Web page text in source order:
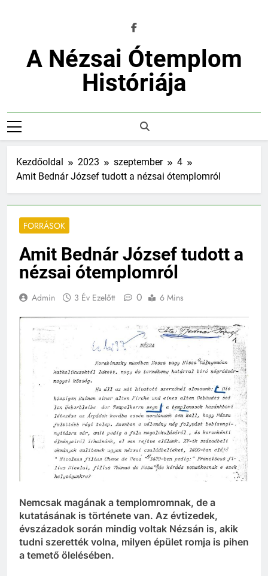
A Nézsai Ótemplom
Históriája
Kezdőoldal 2023 szeptember
4
Amit Bednár József tudott a nézsai ótemplomról
FORRÁSOK
Amit Bednár József tudott a
nézsai ótemplomról
Admin 3 Év Ezelőtt 0 6 Mins
Nemcsak magának a templomromnak, de a
kutatásának is története van. Az évtizedek,
évszázadok során mindig voltak Nézsán is, akik
tudni szerették volna, milyen épület romja is pihen
a temető ölelésében.